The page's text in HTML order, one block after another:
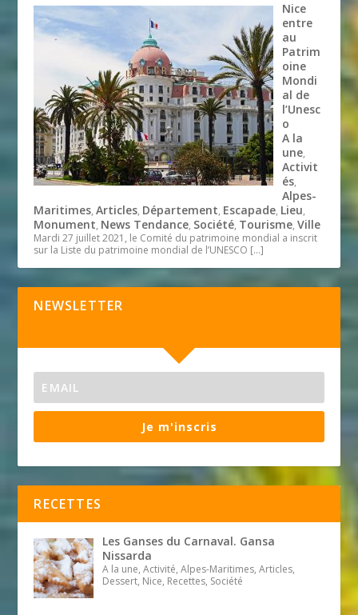
Nice
entre
au
Patrim
oine
Mondi
al de
l’Unesc
o
A la
une,
Activit
és,
Alpes-
Maritimes,Articles, Département, Escapade, Lieu,
Monument, News Tendance, Société, Tourisme,Ville
Mardi 27 juillet 2021, le Comité du patrimoine mondial a inscrit
sur la Liste du patrimoine mondial de l’UNESCO […]
NEWSLETTER
Je m'inscris
RECETTES
Les Ganses du Carnaval. Gansa
Nissarda
A la une, Activité, Alpes-Maritimes, Articles,
Dessert, Nice, Recettes, Société